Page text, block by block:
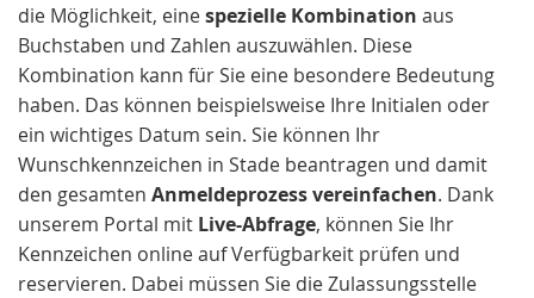
die Möglichkeit, einespezielle Kombination aus
Buchstaben und Zahlen auszuwählen. Diese
Kombination kann für Sie eine besondere Bedeutung
haben. Das können beispielsweise Ihre Initialen oder
ein wichtiges Datum sein. Sie können Ihr
Wunschkennzeichen in Stade beantragen und damit
den gesamten Anmeldeprozess vereinfachen. Dank
unserem Portal mit Live-Abfrage, können Sie Ihr
Kennzeichen online auf Verfügbarkeit prüfen und
reservieren. Dabei müssen Sie die Zulassungsstelle